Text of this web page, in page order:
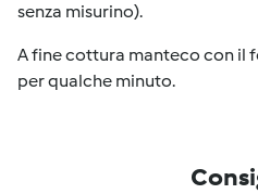
senza misurino).
A fine cottura manteco con il
per qualche minuto.